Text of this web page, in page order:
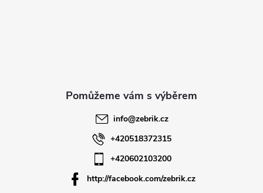
info@zebrik.cz
+420518372315
+420602103200
http://facebook.com/zebrik.cz